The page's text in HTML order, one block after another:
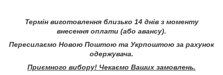
Термін виготовлення близько 14 днів з моменту
внесення оплати (або авансу).
Пересилаємо Новою Поштою та Укрпоштою за рахунок
одержувача.
Приємного вибору! Чекаємо Ваших замовлень.